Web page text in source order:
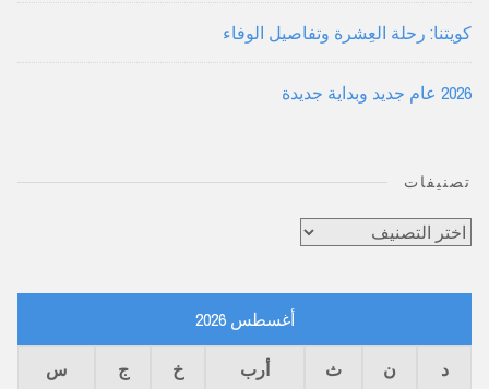
كويتنا: رحلة العِشرة وتفاصيل الوفاء
2026 عام جديد وبداية جديدة
تصنيفات
تصنيفات
أغسطس 2026
د ن ث أرب خ ج
س